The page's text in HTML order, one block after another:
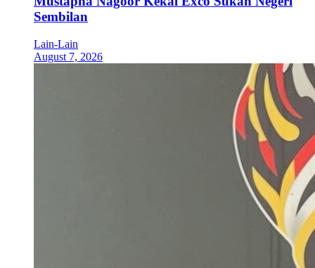
Sembilan
Lain-Lain
August 7, 2026